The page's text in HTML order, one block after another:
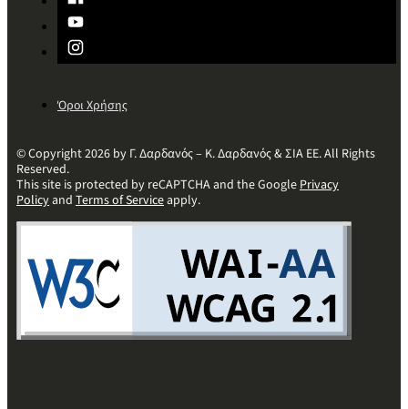
Όροι Χρήσης
© Copyright 2026 by Γ. Δαρδανός – Κ. Δαρδανός & ΣΙΑ ΕΕ. All Rights
Reserved.
This site is protected by reCAPTCHA and the GooglePrivacy
Policyand Terms of Serviceapply.